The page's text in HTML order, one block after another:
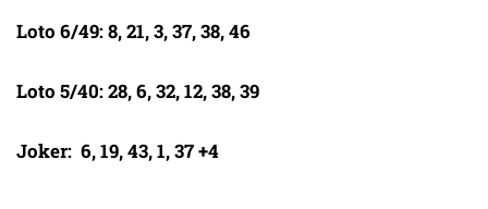
Loto 6/49: 8, 21, 3, 37, 38, 46
Loto 5/40: 28, 6, 32, 12, 38, 39
Joker: 6, 19, 43, 1, 37 +4